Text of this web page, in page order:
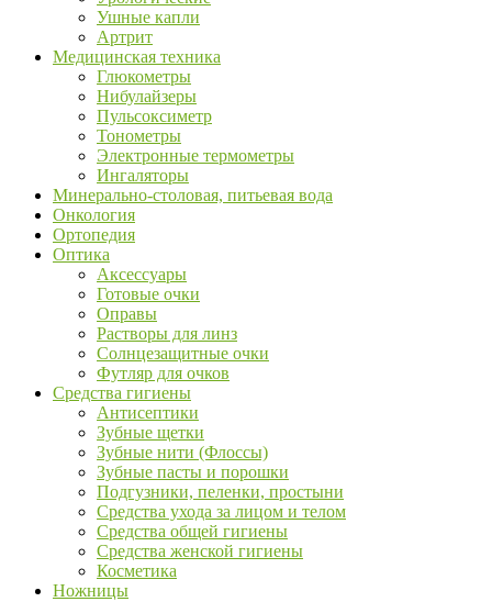
Ушные капли
Артрит
Медицинская техника
Глюкометры
Нибулайзеры
Пульсоксиметр
Тонометры
Электронные термометры
Ингаляторы
Минерально-столовая, питьевая вода
Онкология
Ортопедия
Оптика
Аксессуары
Готовые очки
Оправы
Растворы для линз
Солнцезащитные очки
Футляр для очков
Средства гигиены
Антисептики
Зубные щетки
Зубные нити (Флоссы)
Зубные пасты и порошки
Подгузники, пеленки, простыни
Средства ухода за лицом и телом
Средства общей гигиены
Средства женской гигиены
Косметика
Ножницы